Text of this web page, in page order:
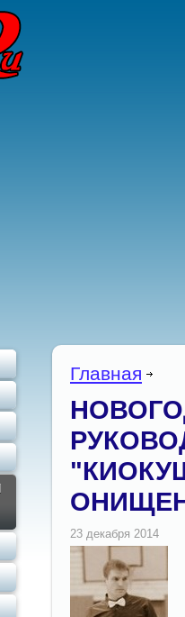
Главная